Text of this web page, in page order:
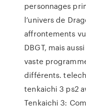
personnages
l’univers de
affrontements
DBGT, mais
vaste
différents.
tenkaichi 3 ps2
Tenkaichi 3: